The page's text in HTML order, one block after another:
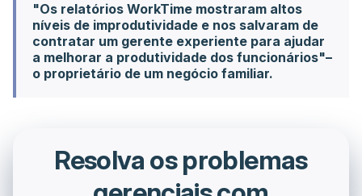
"Os relatórios WorkTime mostraram altos
níveis de improdutividade e nos salvaram de
contratar um gerente experiente para ajudar
a melhorar a produtividade dos funcionários"–
o proprietário de um negócio familiar.
Resolva os problemas